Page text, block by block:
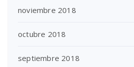
noviembre 2018
octubre 2018
septiembre 2018